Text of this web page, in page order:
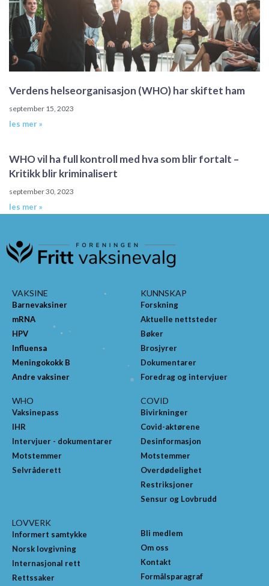
Verdens helseorganisasjon (WHO) har skiftet ham
september 15, 2023
les mer »
WHO vil ha full kontroll med hva som blir fortalt –
Kritikk blir kriminalisert
september 30, 2023
les mer »
VAKSINE
Barnevaksiner
mRNA
HPV
Influensa
Meningokokk B
Andre vaksiner
KUNNSKAP
Forskning
Aktuelle nettsteder
Bøker
Brosjyrer
Dokumentarer
Foredrag og intervjuer
WHO
Vaksinepass
IHR
Intervjuer - dokumentarer
Motstemmer
Selvråderett
COVID
Bivirkninger
Covid-aktørene
Desinformasjon
Motstemmer
Overdødelighet
Restriksjoner
Sensur og Lovbrudd
LOVVERK
Informert samtykke
Norsk lovgivning
Internasjonal rett
Rettssaker
Bli medlem
Om oss
Kontakt
Formålsparagraf